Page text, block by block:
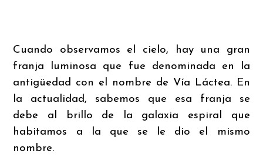
Cuando observamos el cielo, hay una gran
franja luminosa que fue denominada en la
antigüedad con el nombre de Vía Láctea. En
la actualidad, sabemos que esa franja se
debe al brillo de la galaxia espiral que
habitamos a la que se le dio el mismo
nombre.